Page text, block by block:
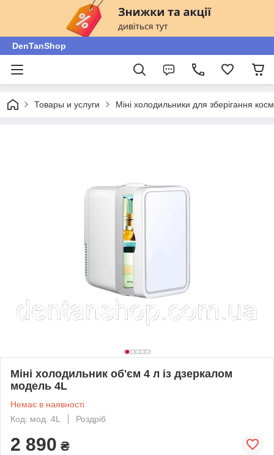
DenTanShop
Товары и услуги Міні холодильники для зберігання
Міні холодильник об'єм 4 л із дзеркалом
модель 4L
Немає в наявності
Код: мод. 4L
Роздріб
2 890 ₴